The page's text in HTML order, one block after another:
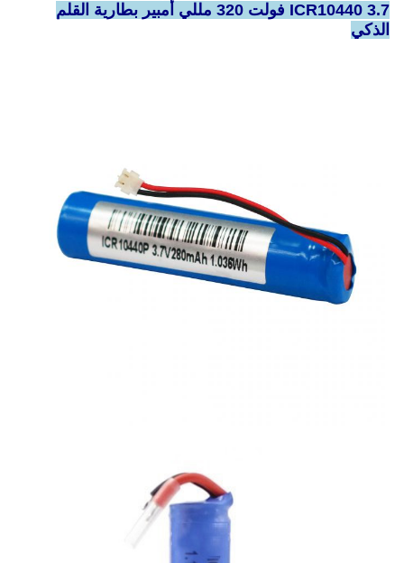
ICR10440 3.7 فولت 320 مللي أمبير بطارية القلم
الذكي